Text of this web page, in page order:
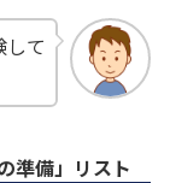
て
準備」リスト